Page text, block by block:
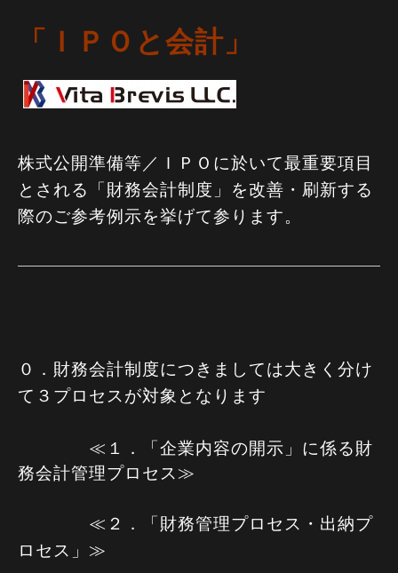
「ＩＰＯと会計」
株式公開準備等／ＩＰＯに於いて最重要項目
とされる「財務会計制度」を改善・刷新する
際のご参考例示を挙げて参ります。
０．財務会計制度につきましては大きく分け
て３プロセスが対象となります
≪１．「企業内容の開示」に係る財
務会計管理プロセス≫
≪２．「財務管理プロセス・出納プ
ロセス」≫